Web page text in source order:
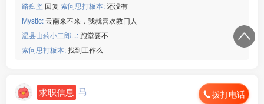
路痴坚 回复 索问思打板本:还没有
Mystic:云南来不来，我就喜欢教门人
温县山药小二郎...: 跑堂要不
索问思打板本:找到工作么
求职信息 马 拨打电话